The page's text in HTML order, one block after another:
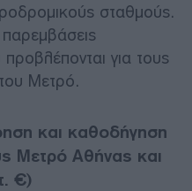
σταθμούς.
προβλέπονται για τους
Μετρό.
και καθοδήγηση
Μετρό Αθήνας και
€)